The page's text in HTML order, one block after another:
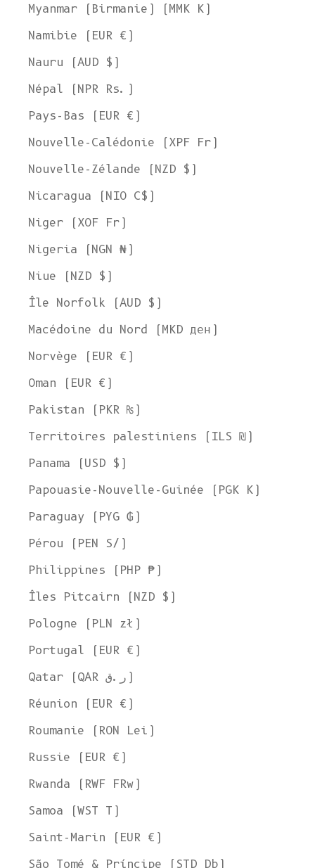
Myanmar (Birmanie) (MMK K)
Namibie (EUR €)
Nauru (AUD $)
Népal (NPR Rs.)
Pays-Bas (EUR €)
Nouvelle-Calédonie (XPF Fr)
Nouvelle-Zélande (NZD $)
Nicaragua (NIO C$)
Niger (XOF Fr)
Nigeria (NGN ₦)
Niue (NZD $)
Île Norfolk (AUD $)
Macédoine du Nord (MKD ден)
Norvège (EUR €)
Oman (EUR €)
Pakistan (PKR ₨)
Territoires palestiniens (ILS ₪)
Panama (USD $)
Papouasie-Nouvelle-Guinée (PGK K)
Paraguay (PYG ₲)
Pérou (PEN S/)
Philippines (PHP ₱)
Îles Pitcairn (NZD $)
Pologne (PLN zł)
Portugal (EUR €)
Qatar (QAR ر.ق)
Réunion (EUR €)
Roumanie (RON Lei)
Russie (EUR €)
Rwanda (RWF FRw)
Samoa (WST T)
Saint-Marin (EUR €)
São Tomé & Príncipe (STD Db)